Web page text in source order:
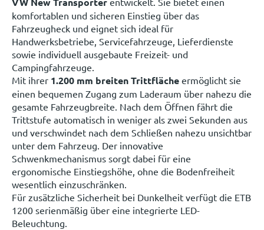
komfortablen und sicheren Einstieg über das
Fahrzeugheck und eignet sich ideal für
Handwerksbetriebe, Servicefahrzeuge, Lieferdienste
sowie individuell ausgebaute Freizeit- und
Campingfahrzeuge.
Mit ihrer 1.200 mm breiten Trittfläche ermöglicht sie
einen bequemen Zugang zum Laderaum über nahezu die
gesamte Fahrzeugbreite. Nach dem Öffnen fährt die
Trittstufe automatisch in weniger als zwei Sekunden aus
und verschwindet nach dem Schließen nahezu unsichtbar
unter dem Fahrzeug. Der innovative
Schwenkmechanismus sorgt dabei für eine
ergonomische Einstiegshöhe, ohne die Bodenfreiheit
wesentlich einzuschränken.
Für zusätzliche Sicherheit bei Dunkelheit verfügt die ETB
1200 serienmäßig über eine integrierte LED-
Beleuchtung.